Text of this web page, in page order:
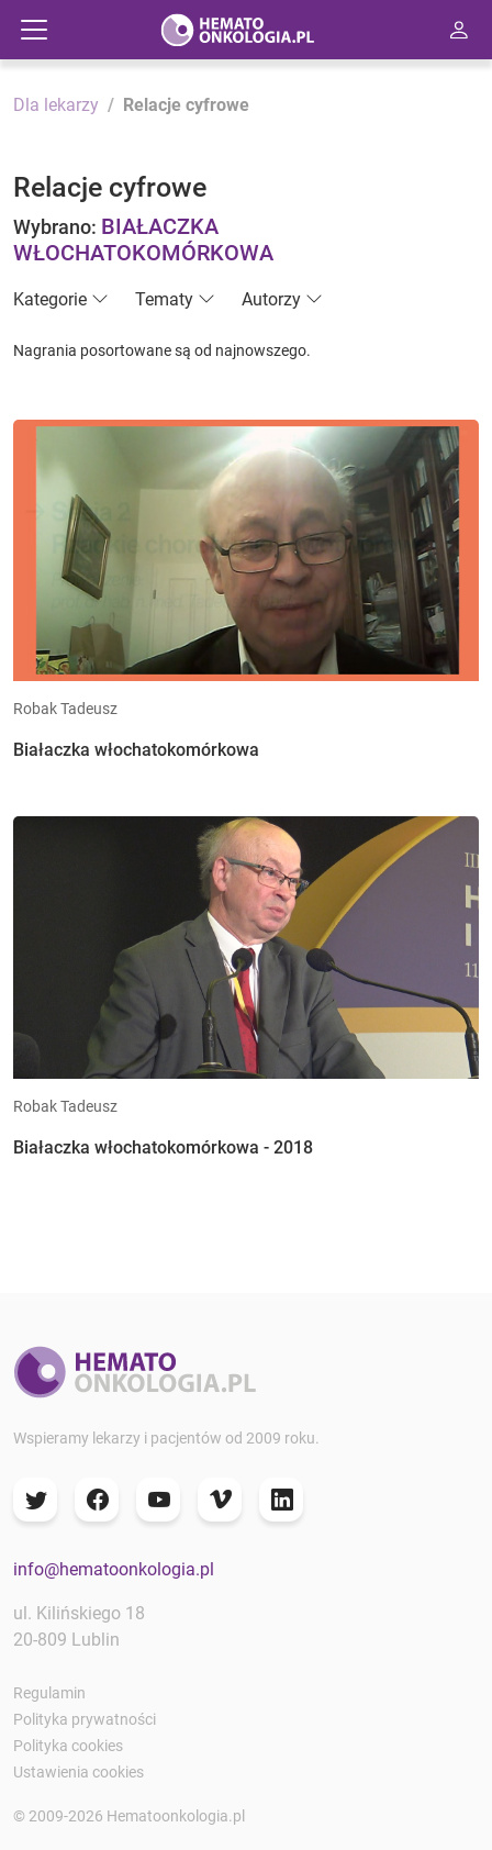
Dla lekarzy Relacje cyfrowe
Relacje cyfrowe
Wybrano: BIAŁACZKA
WŁOCHATOKOMÓRKOWA
Kategorie Tematy Autorzy
Nagrania posortowane są od najnowszego.
Robak Tadeusz
Białaczka włochatokomórkowa
Robak Tadeusz
Białaczka włochatokomórkowa - 2018
Wspieramy lekarzy i pacjentów od 2009 roku.
info@hematoonkologia.pl
ul. Kilińskiego 18
20-809 Lublin
Regulamin
Polityka prywatności
Polityka cookies
Ustawienia cookies
© 2009-2026 Hematoonkologia.pl